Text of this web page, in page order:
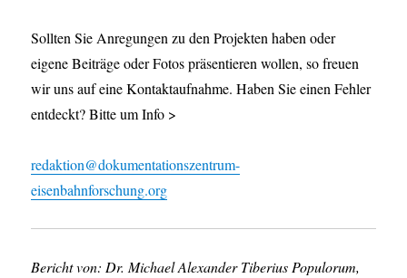
Sollten Sie Anregungen zu den Projekten haben oder
eigene Beiträge oder Fotos präsentieren wollen, so freuen
wir uns auf eine Kontaktaufnahme. Haben Sie einen Fehler
entdeckt? Bitte um Info >
redaktion@dokumentationszentrum-
eisenbahnforschung.org
Bericht von: Dr. Michael Alexander Tiberius Populorum,